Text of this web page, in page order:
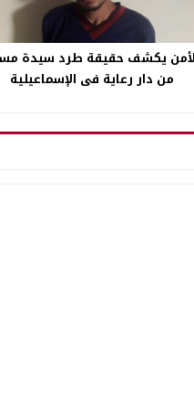
يكشف حقيقة طرد سيدة
من دار رعاية فى الإسماعيلية